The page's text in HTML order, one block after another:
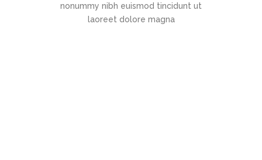
nonummy nibh euismod tincidunt ut
laoreet dolore magna